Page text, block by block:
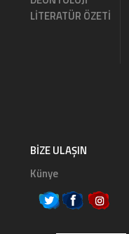
LİTERATÜR ÖZETİ
BIZE ULAŞIN
Künye